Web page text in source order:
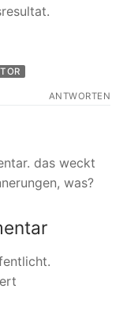
ANTWORTEN
das weckt
was?